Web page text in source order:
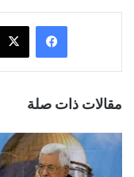
فيسبوك
مقالات ذات صلة